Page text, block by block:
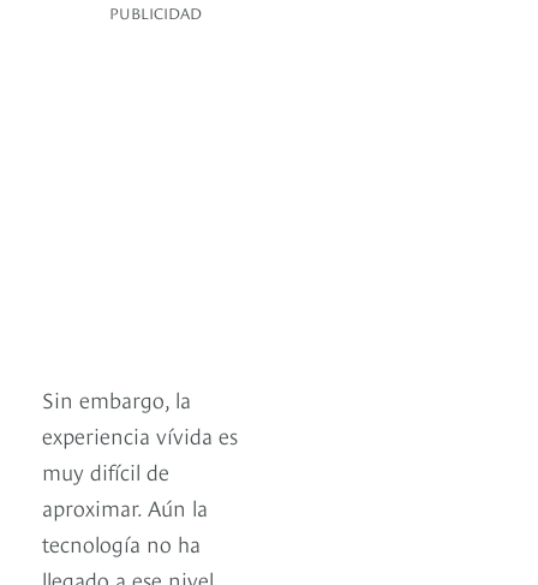
PUBLICIDAD
Sin embargo, la
experiencia vívida es
muy difícil de
aproximar. Aún la
tecnología no ha
llegado a ese nivel.